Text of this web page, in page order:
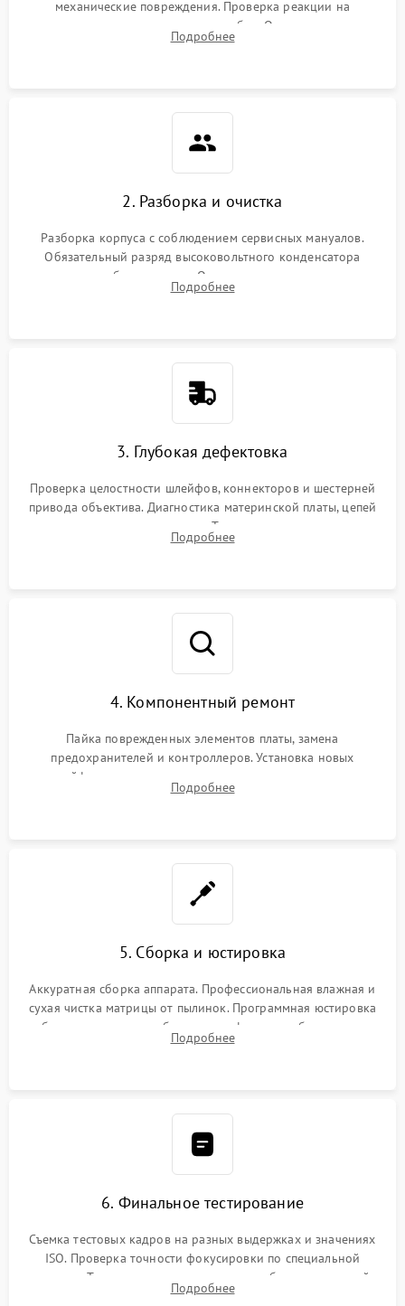
механические повреждения. Проверка реакции на
включение, считывание кодов ошибок. Оценка состояния
матрицы и затвора, проверка работы автофокуса и вспышки.
Подробнее
2. Разборка и очистка
Разборка корпуса с соблюдением сервисных мануалов.
Обязательный разряд высоковольтного конденсатора
вспышки для безопасности. Очистка внутренних узлов от
пыли, песка и следов влаги с помощью спецсредств.
Подробнее
3. Глубокая дефектовка
Проверка целостности шлейфов, коннекторов и шестерней
привода объектива. Диагностика материнской платы, цепей
питания и картоприемника. Тестирование механизма
затвора и блока внутрикамерной стабилизации.
Подробнее
4. Компонентный ремонт
Пайка поврежденных элементов платы, замена
предохранителей и контроллеров. Установка новых
шлейфов, дисплея, механизма затвора или двигателя
автофокуса. Восстановление геометрии тубуса объектива
Подробнее
5. Сборка и юстировка
Аккуратная сборка аппарата. Профессиональная влажная и
сухая чистка матрицы от пылинок. Программная юстировка
рабочего отрезка, калибровка автофокуса, стабилизатора и
экспозамера с помощью сервисного ПО.
Подробнее
6. Финальное тестирование
Съемка тестовых кадров на разных выдержках и значениях
ISO. Проверка точности фокусировки по специальной
мишени. Тест записи на карту памяти, работы встроенной
вспышки, микрофона и всех кнопок управления.
Подробнее